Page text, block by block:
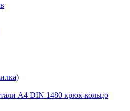
А4 DIN 1480 крюк-кольцо